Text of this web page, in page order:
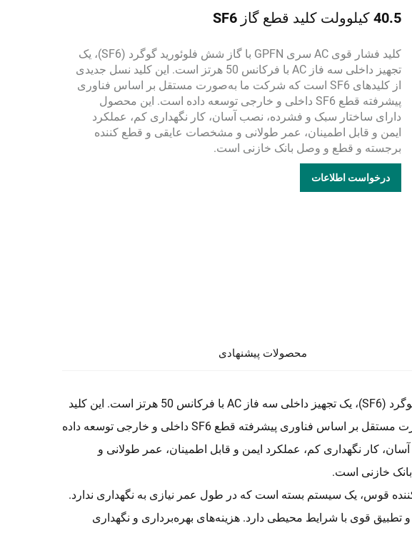
40.5 کیلوولت کلید قطع گاز SF6
کلید فشار قوی AC سری GPFN با گاز شش فلوئورید گوگرد (SF6)، یک
تجهیز داخلی سه فاز AC با فرکانس 50 هرتز است. این کلید نسل جدیدی
از کلیدهای SF6 است که شرکت ما به‌صورت مستقل بر اساس فناوری
پیشرفته قطع SF6 داخلی و خارجی توسعه داده است. این محصول
دارای ساختار سبک و فشرده، نصب آسان، کار نگهداری کم، عملکرد
ایمن و قابل اطمینان، عمر طولانی و مشخصات عایقی و قطع کننده
برجسته و قطع و وصل بانک خازنی است.
درخواست اطلاعات
محصولات پیشنهادی
کلید فشار قوی AC سری GPFN با گاز شش فلوئورید گوگرد (SF6)، یک تجهیز داخلی سه فاز AC با فرکانس 50 هرتز است. این کلید
نسل جدیدی از کلیدهای SF6 است که شرکت ما به‌صورت مستقل بر اساس فناوری پیشرفته قطع SF6 داخلی و خارجی توسعه داده
کار نگهداری کم، عملکرد ایمن و قابل اطمینان، عمر طولانی و
خازنی است.
قوس، یک سیستم بسته است که در طول عمر نیازی به نگهداری ندارد.
تطبیق قوی با شرایط محیطی دارد. هزینه‌های بهره‌برداری و نگهداری